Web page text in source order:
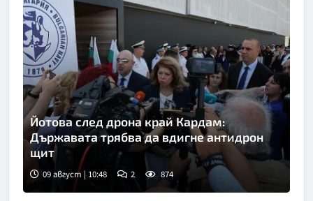
Снимка: БТА
Йотова след дрона край Кардам:
Държавата трябва да вдигне антидрон
щит
09 август | 10:48 2 874